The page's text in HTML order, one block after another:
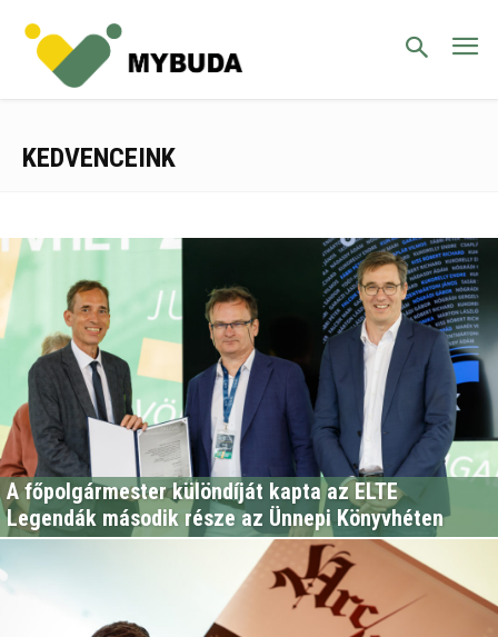
KEDVENCEINK
A főpolgármester különdíját kapta az ELTE
Legendák második része az Ünnepi Könyvhéten